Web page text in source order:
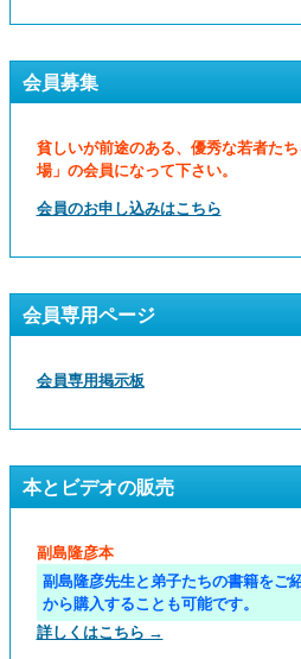
会員募集
貧しいが前途のある、優秀な若者た
場」の会員になって下さい。
会員のお申し込みはこちら
会員専用ページ
会員専用掲示板
本とビデオの販売
副島隆彦本
副島隆彦先生と弟子たちの書籍をご
から購入することも可能です。
詳しくはこちら →